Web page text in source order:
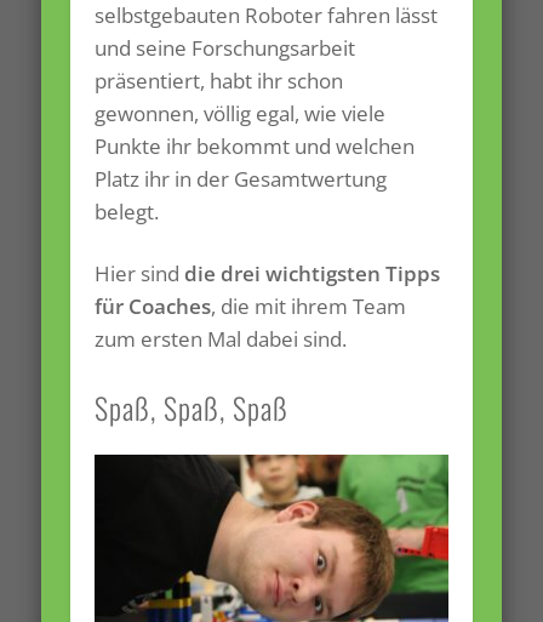
selbstgebauten Roboter fahren lässt
und seine Forschungsarbeit
präsentiert, habt ihr schon
gewonnen, völlig egal, wie viele
Punkte ihr bekommt und welchen
Platz ihr in der Gesamtwertung
belegt.
Hier sind die drei wichtigsten Tipps
für Coaches, die mit ihrem Team
zum ersten Mal dabei sind.
Spaß, Spaß, Spaß